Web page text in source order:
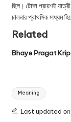
ছিল। টোঙ্গা প্রায়শই
চালনার প্রাথমিক মাধ্যম
Related
Bhaye Pragat
Tags:
Meaning
Last updated